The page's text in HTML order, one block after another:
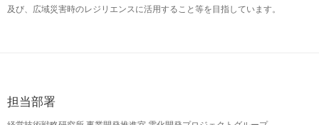
及び、広域災害時のレジリエンスに活用すること等を目指しています。
担当部署